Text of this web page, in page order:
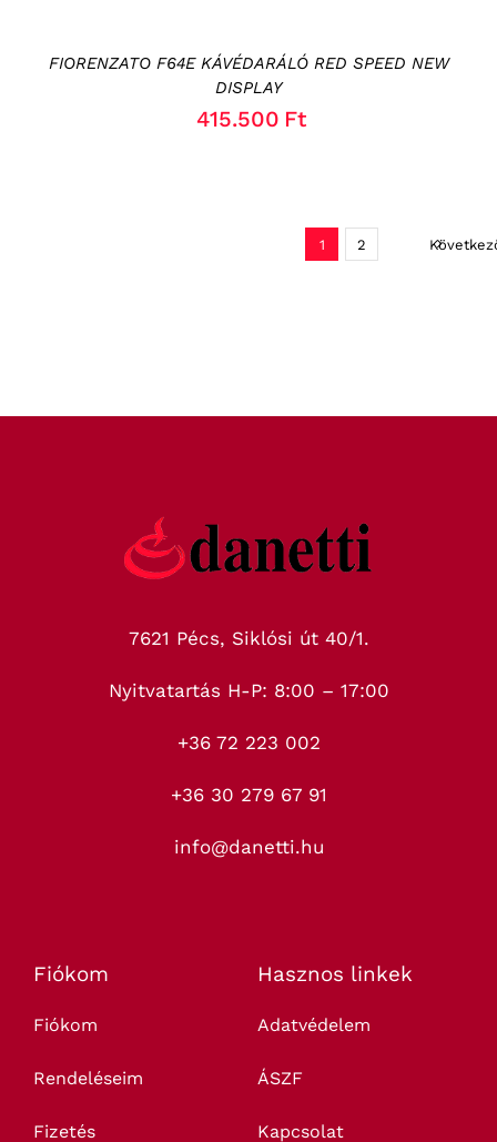
FIORENZATO F64E KÁVÉDARÁLÓ RED SPEED NEW
DISPLAY
415.500 Ft
1 2
7621 Pécs, Siklósi út 40/1.
Nyitvatartás H-P: 8:00 – 17:00
+36 72 223 002
+36 30 279 67 91
info@danetti.hu
Fiókom
Fiókom
Rendeléseim
Fizetés
Hasznos linkek
Adatvédelem
ÁSZF
Kapcsolat